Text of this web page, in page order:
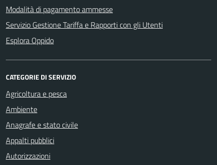
Modalità di pagamento ammesse
Servizio Gestione Tariffa e Rapporti con gli Utenti
Esplora Oppido
CATEGORIE DI SERVIZIO
Agricoltura e pesca
Ambiente
Anagrafe e stato civile
Appalti pubblici
Autorizzazioni